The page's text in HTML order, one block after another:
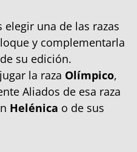
una de las razas
y complementarla
su edición.
la raza Olímpico,
Aliados de esa raza
Helénica o de sus